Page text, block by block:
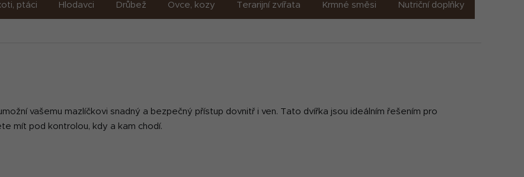
ptáci Hlodavci Drůbež Ovce, kozy Terarijní zvířata Krmné směsi Nutriční doplňky
vašemu mazlíčkovi snadný a bezpečný přístup dovnitř i ven. Tato dvířka jsou ideálním řešením pro
mít pod kontrolou, kdy a kam chodí.